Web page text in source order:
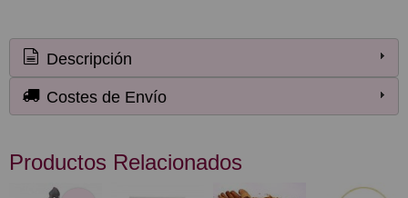
Descripción
Costes de Envío
Productos Relacionados